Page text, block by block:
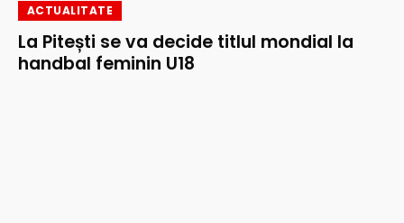
ACTUALITATE
La Pitești se va decide titlul mondial la
handbal feminin U18